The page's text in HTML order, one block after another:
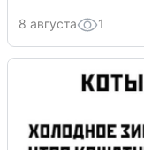
8 августа 1